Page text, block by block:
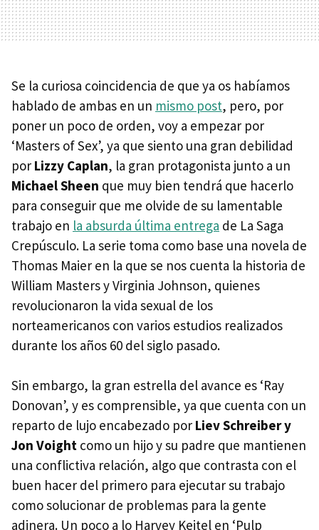
Se la curiosa coincidencia de que ya os habíamos
hablado de ambas en un mismo post, pero, por
poner un poco de orden, voy a empezar por
‘Masters of Sex’, ya que siento una gran debilidad
por Lizzy Caplan, la gran protagonista junto a un
Michael Sheen que muy bien tendrá que hacerlo
para conseguir que me olvide de su lamentable
trabajo en la absurda última entrega de La Saga
Crepúsculo. La serie toma como base una novela de
Thomas Maier en la que se nos cuenta la historia de
William Masters y Virginia Johnson, quienes
revolucionaron la vida sexual de los
norteamericanos con varios estudios realizados
durante los años 60 del siglo pasado.
Sin embargo, la gran estrella del avance es ‘Ray
Donovan’, y es comprensible, ya que cuenta con un
reparto de lujo encabezado por Liev Schreiber y
Jon Voight como un hijo y su padre que mantienen
una conflictiva relación, algo que contrasta con el
buen hacer del primero para ejecutar su trabajo
como solucionar de problemas para la gente
adinera. Un poco a lo Harvey Keitel en ‘Pulp